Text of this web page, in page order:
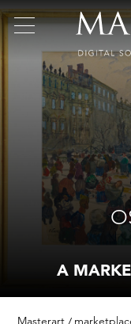
A
Masterart